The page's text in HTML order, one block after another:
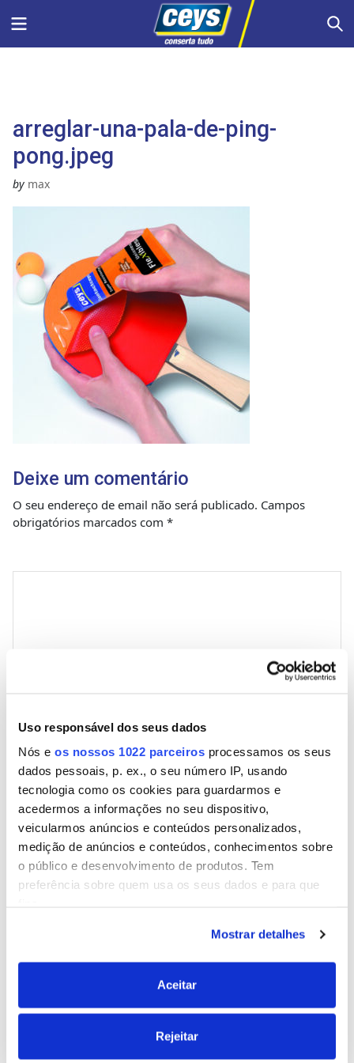
Uso responsável dos seus dados
Nós e os nossos 1022 parceiros processamos os seus
dados pessoais, p. ex., o seu número IP, usando
tecnologia como os cookies para guardarmos e
acedermos a informações no seu dispositivo,
veicularmos anúncios e conteúdos personalizados,
medição de anúncios e conteúdos, conhecimentos sobre
o público e desenvolvimento de produtos. Tem
preferência sobre quem usa os seus dados e para que
Se permitir, gostaríamos também de:
Recolher informações sobre a sua localização
geográfica as quais podem ter uma precisão de
ativa as características específicas (impressão
digital)
Mostrar detalhes
Aceitar
Rejeitar
Menu
arreglar-una-pala-de-ping-
pong.jpeg
by max
Deixe um comentário
O seu endereço de email não será publicado. Campos
obrigatórios marcados com *
Nome
Email
Site